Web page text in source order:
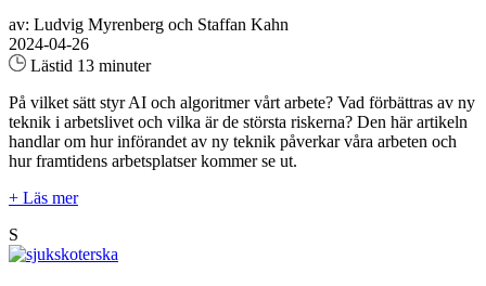
av: Ludvig Myrenberg och Staffan Kahn
2024-04-26
Lästid 13 minuter
På vilket sätt styr AI och algoritmer vårt arbete? Vad förbättras av ny
teknik i arbetslivet och vilka är de största riskerna? Den här artikeln
handlar om hur införandet av ny teknik påverkar våra arbeten och
hur framtidens arbetsplatser kommer se ut.
+ Läs mer
S